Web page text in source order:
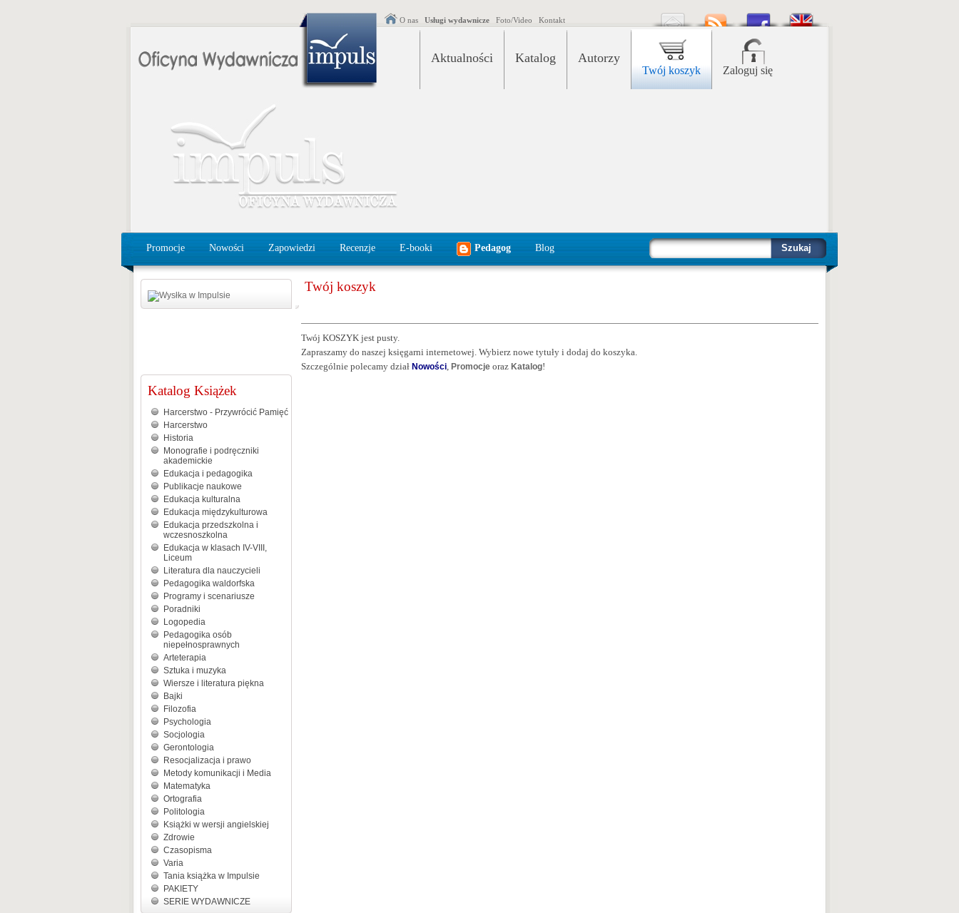
O nas Usługi wydawnicze Foto/Video Kontakt
Aktualności Katalog Autorzy
Twój koszyk Zaloguj się
Szukaj
Promocje Nowości Zapowiedzi Recenzje E-booki Pedagog Blog
Katalog Książek
Harcerstwo - Przywrócić Pamięć
Harcerstwo
Historia
Monografie i podręczniki
akademickie
Edukacja i pedagogika
Publikacje naukowe
Edukacja kulturalna
Edukacja międzykulturowa
Edukacja przedszkolna i
wczesnoszkolna
Edukacja w klasach IV-VIII,
Liceum
Literatura dla nauczycieli
Pedagogika waldorfska
Programy i scenariusze
Poradniki
Logopedia
Pedagogika osób
niepełnosprawnych
Arteterapia
Sztuka i muzyka
Wiersze i literatura piękna
Bajki
Filozofia
Psychologia
Socjologia
Gerontologia
Resocjalizacja i prawo
Metody komunikacji i Media
Matematyka
Ortografia
Politologia
Książki w wersji angielskiej
Zdrowie
Czasopisma
Varia
Tania książka w Impulsie
PAKIETY
SERIE WYDAWNICZE
Twój koszyk
Twój KOSZYK jest pusty.
Zapraszamy do naszej księgarni internetowej. Wybierz nowe tytuły i dodaj do koszyka.
Szczególnie polecamy dział Nowości, Promocje oraz Katalog!